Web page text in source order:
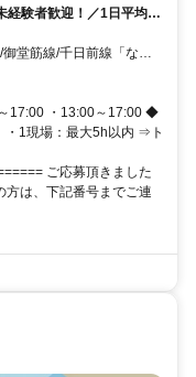
経験者歓迎！／1日平均
通勤
17:00 ・13:00～17:00 ◆
・1現場：最大5h以内 ⇒ト
ご応募頂きました
方は、下記番号までご連